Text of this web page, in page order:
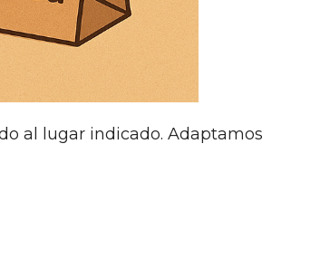
al lugar indicado. Adaptamos